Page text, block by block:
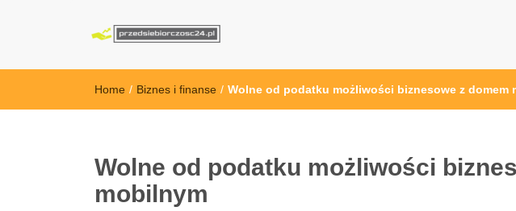
Home / Biznes i finanse / Wolne od podatku możliwości biznesowe z domem
Wolne od podatku możliwości
mobilnym